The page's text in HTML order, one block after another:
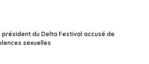
président du Delta Festival accusé de
sexuelles